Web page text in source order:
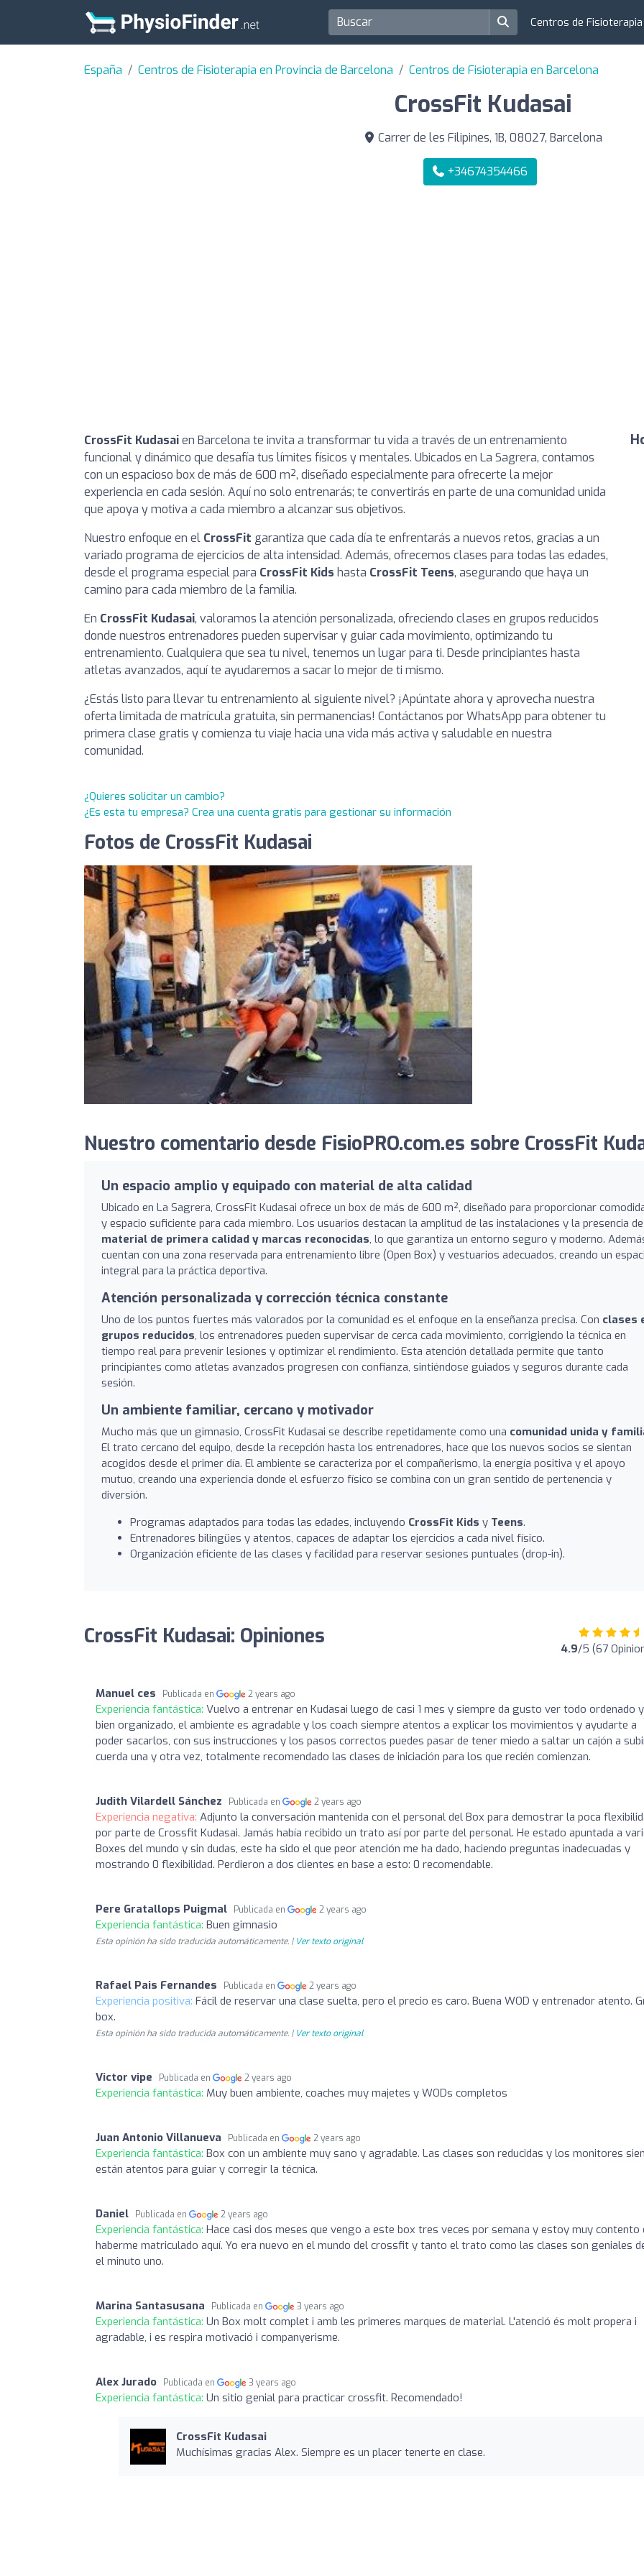
Centros de Fisioterapia
España Centros de Fisioterapia en Provincia de Barcelona Centros de Fisioterapia en Barcelona
CrossFit Kudasai
Carrer de les Filipines, 1B, 08027, Barcelona
+34674354466
CrossFit Kudasaien Barcelona te invita a transformar tu vida a través de un entrenamiento
funcional y dinámico que desafía tus límites físicos y mentales. Ubicados en La Sagrera, contamos
con un espacioso box de más de 600 m², diseñado especialmente para ofrecerte la mejor
experiencia en cada sesión. Aquí no solo entrenarás; te convertirás en parte de una comunidad unida
que apoya y motiva a cada miembro a alcanzar sus objetivos.
Nuestro enfoque en el CrossFit garantiza que cada día te enfrentarás a nuevos retos, gracias a un
variado programa de ejercicios de alta intensidad. Además, ofrecemos clases para todas las edades,
desde el programa especial para CrossFit Kids hasta CrossFit Teens, asegurando que haya un
camino para cada miembro de la familia.
En CrossFit Kudasai, valoramos la atención personalizada, ofreciendo clases en grupos reducidos
donde nuestros entrenadores pueden supervisar y guiar cada movimiento, optimizando tu
entrenamiento. Cualquiera que sea tu nivel, tenemos un lugar para ti. Desde principiantes hasta
atletas avanzados, aquí te ayudaremos a sacar lo mejor de ti mismo.
¿Estás listo para llevar tu entrenamiento al siguiente nivel? ¡Apúntate ahora y aprovecha nuestra
oferta limitada de matrícula gratuita, sin permanencias! Contáctanos por WhatsApp para obtener tu
primera clase gratis y comienza tu viaje hacia una vida más activa y saludable en nuestra
comunidad.
¿Quieres solicitar un cambio?
¿Es esta tu empresa? Crea una cuenta gratis para gestionar su información
Fotos de CrossFit Kudasai
Nuestro comentario desde FisioPRO.com.es sobre CrossFit
Un espacio amplio y equipado con material de alta calidad
Ubicado en La Sagrera, CrossFit Kudasai ofrece un box de más de 600 m², diseñado para proporcionar
y espacio suficiente para cada miembro. Los usuarios destacan la amplitud de las instalaciones y la presencia de
material de primera calidad y marcas reconocidas, lo que garantiza un entorno seguro y moderno.
cuentan con una zona reservada para entrenamiento libre (Open Box) y vestuarios adecuados, creando un
integral para la práctica deportiva.
Atención personalizada y corrección técnica constante
Uno de los puntos fuertes más valorados por la comunidad es el enfoque en la enseñanza precisa. Con clases
grupos reducidos, los entrenadores pueden supervisar de cerca cada movimiento, corrigiendo la técnica en
tiempo real para prevenir lesiones y optimizar el rendimiento. Esta atención detallada permite que tanto
principiantes como atletas avanzados progresen con confianza, sintiéndose guiados y seguros durante cada
sesión.
Un ambiente familiar, cercano y motivador
Mucho más que un gimnasio, CrossFit Kudasai se describe repetidamente como una comunidad unida y
El trato cercano del equipo, desde la recepción hasta los entrenadores, hace que los nuevos socios se sientan
acogidos desde el primer día. El ambiente se caracteriza por el compañerismo, la energía positiva y el apoyo
mutuo, creando una experiencia donde el esfuerzo físico se combina con un gran sentido de pertenencia y
diversión.
Programas adaptados para todas las edades, incluyendo CrossFit Kids y Teens.
Entrenadores bilingües y atentos, capaces de adaptar los ejercicios a cada nivel físico.
Organización eficiente de las clases y facilidad para reservar sesiones puntuales (drop-in).
CrossFit Kudasai: Opiniones 4.9/5 (67
Manuel ces Publicada en 2 years ago
Experiencia fantástica: Vuelvo a entrenar en Kudasai luego de casi 1 mes y siempre da gusto ver todo ordenado y
bien organizado, el ambiente es agradable y los coach siempre atentos a explicar los movimientos y ayudarte a
poder sacarlos, con sus instrucciones y los pasos correctos puedes pasar de tener miedo a saltar un cajón a
cuerda una y otra vez, totalmente recomendado las clases de iniciación para los que recién comienzan.
Judith Vilardell Sánchez Publicada en 2 years ago
Experiencia negativa: Adjunto la conversación mantenida con el personal del Box para demostrar la poca
por parte de Crossfit Kudasai. Jamás había recibido un trato así por parte del personal. He estado apuntada a
Boxes del mundo y sin dudas, este ha sido el que peor atención me ha dado, haciendo preguntas inadecuadas y
mostrando 0 flexibilidad. Perdieron a dos clientes en base a esto: 0 recomendable.
Pere Gratallops Puigmal Publicada en 2 years ago
Experiencia fantástica: Buen gimnasio
Esta opinión ha sido traducida automáticamente. | Ver texto original
Rafael Pais Fernandes Publicada en 2 years ago
Experiencia positiva: Fácil de reservar una clase suelta, pero el precio es caro. Buena WOD y entrenador atento.
box.
Esta opinión ha sido traducida automáticamente. | Ver texto original
Victor vipe Publicada en 2 years ago
Experiencia fantástica: Muy buen ambiente, coaches muy majetes y WODs completos
Juan Antonio Villanueva Publicada en 2 years ago
Experiencia fantástica: Box con un ambiente muy sano y agradable. Las clases son reducidas y los monitores
están atentos para guiar y corregir la técnica.
Daniel Publicada en 2 years ago
Experiencia fantástica: Hace casi dos meses que vengo a este box tres veces por semana y estoy muy contento
haberme matriculado aquí. Yo era nuevo en el mundo del crossfit y tanto el trato como las clases son geniales
el minuto uno.
Marina Santasusana Publicada en 3 years ago
Experiencia fantástica: Un Box molt complet i amb les primeres marques de material. L'atenció és molt propera i
agradable, i es respira motivació i companyerisme.
Alex Jurado Publicada en 3 years ago
Experiencia fantástica: Un sitio genial para practicar crossfit. Recomendado!
CrossFit Kudasai
Muchísimas gracias Alex. Siempre es un placer tenerte en clase.